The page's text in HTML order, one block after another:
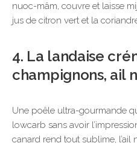
nuoc-mâm, couvre et laisse
jus de citron vert et la
4. La landaise
champignons, ail
Une poêle ultra-gourmande
lowcarb sans avoir
canard rend tout sublime, l’ail